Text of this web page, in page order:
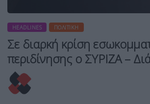
HEADLINES ΠΟΛΙΤΙΚΉ
Σε διαρκή κρίση
περιδίνησης ο ΣΥΡΙΖΑ –